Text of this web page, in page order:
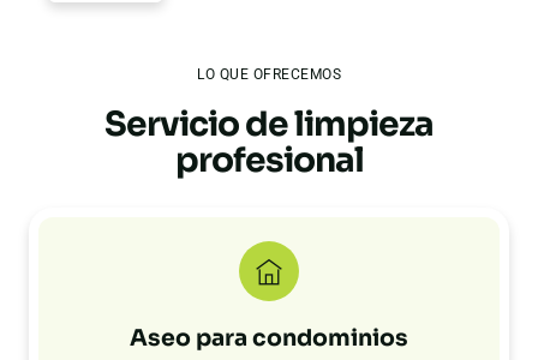
LO QUE OFRECEMOS
Servicio de limpieza
profesional
Aseo para condominios